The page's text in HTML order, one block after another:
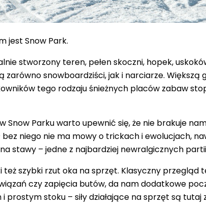
jest Snow Park.
stworzony teren, pełen skoczni, hopek,
zarówno snowboardziści, jak i narciarze.
tego rodzaju śnieżnych placów zabaw
Snow Parku warto upewnić się, że nie brakuje
niego nie ma mowy o trickach i ewolucjach,
stawy – jedne z najbardziej newralgicznych partii
też szybki rzut oka na sprzęt. Klasyczny przegląd
czy zapięcia butów, da nam dodatkowe
i prostym stoku – siły działające na sprzęt są